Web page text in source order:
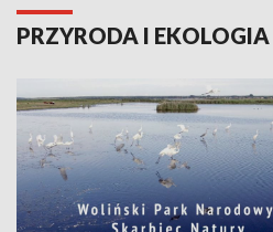
PRZYRODA I EKOLOGIA